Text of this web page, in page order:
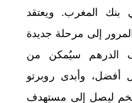
بنك المغرب. ويعتقد
إلى مرحلة جديدة
سيُمكن من
أفضل، وأبدى روبرتو
ليصل إلى مستهدف